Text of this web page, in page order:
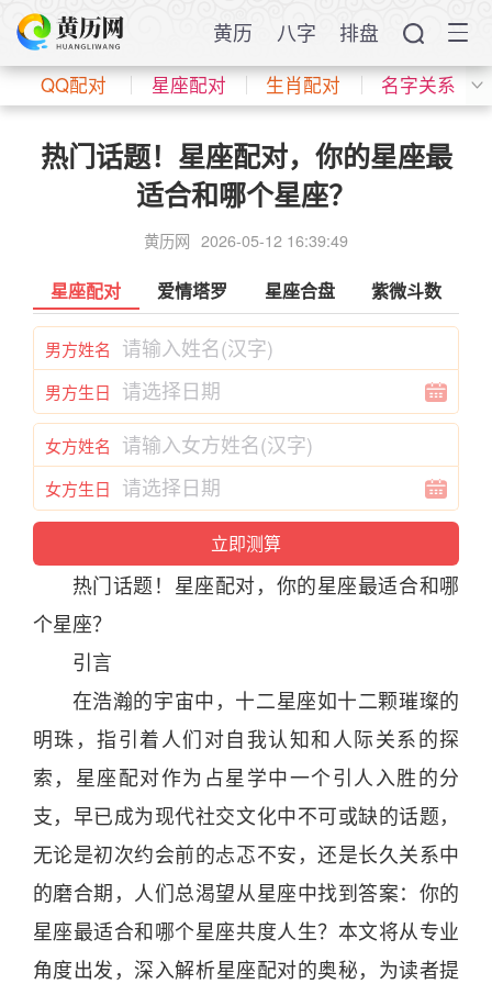
黄历 八字 排盘
QQ配对 星座配对 生肖配对 名字关系
热门话题！星座配对，你的星座最
适合和哪个星座？
黄历网 2026-05-12 16:39:49
星座配对 爱情塔罗 星座合盘 紫微斗数
男方姓名
男方生日
女方姓名
女方生日
热门话题！ 星座配对，你的星座最适合和哪
个星座？
引言
在浩瀚的宇宙中， 十二星座如十二颗璀璨的
明珠，指引着人们对自我认知和人际关系的探
索， 星座配对作为占星学中一个引人入胜的分
支，早已成为现代社交文化中不可或缺的话题，
无论是初次约会前的忐忑不安，还是长久关系中
的磨合期，人们总渴望从星座中找到答案：你的
星座最适合和哪个星座共度人生？本文将从专业
角度出发，深入解析星座配对的奥秘，为读者提